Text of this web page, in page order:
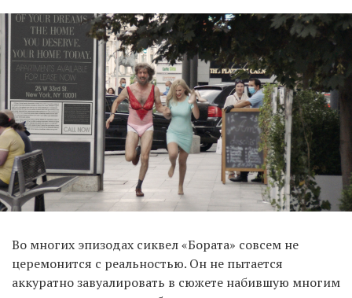
Во многих эпизодах сиквел «Бората» совсем не
церемонится с реальностью. Он не пытается
аккуратно завуалировать в сюжете набившую многим